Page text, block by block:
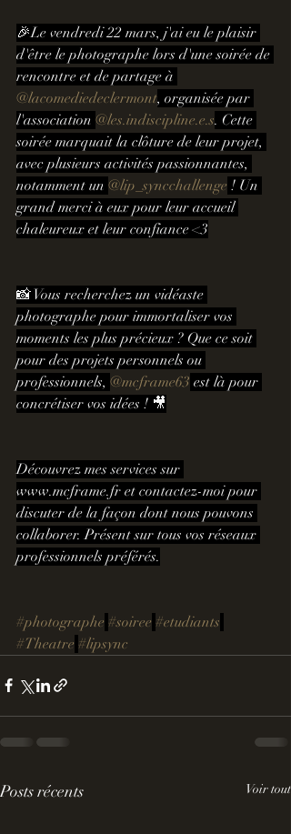
🎉Le vendredi 22 mars, j'ai eu le plaisir
d'être le photographe lors d'une soirée de
rencontre et de partage à
@lacomediedeclermont, organisée par
l'association @les.indiscipline.e.s. Cette
soirée marquait la clôture de leur projet,
avec plusieurs activités passionnantes,
notamment un @lip_syncchallenge ! Un
grand merci à eux pour leur accueil
chaleureux et leur confiance <3
📸 Vous recherchez un vidéaste
photographe pour immortaliser vos
moments les plus précieux ? Que ce soit
pour des projets personnels ou
professionnels, @mcframe63 est là pour
concrétiser vos idées ! 🎥
Découvrez mes services sur
www.mcframe.fr et contactez-moi pour
discuter de la façon dont nous pouvons
collaborer. Présent sur tous vos réseaux
professionnels préférés.
#photographe #soiree #etudiants
#Theatre #lipsync
Posts récents Voir tout